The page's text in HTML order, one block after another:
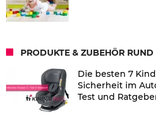
PRODUKTE & ZUBEHÖR
Die besten 7
Sicherheit im
Test und